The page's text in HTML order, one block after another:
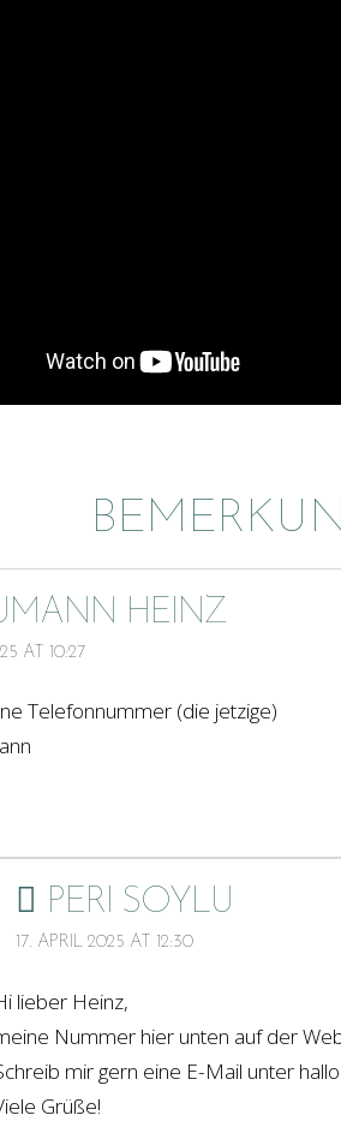
HEINZ
AT 10:27
Telefonnummer (die jetzige)
PERI SOYLU
17. APRIL 2025 AT 12:30
lieber Heinz,
Nummer hier unten auf der
mir gern eine E-Mail unter
Grüße!